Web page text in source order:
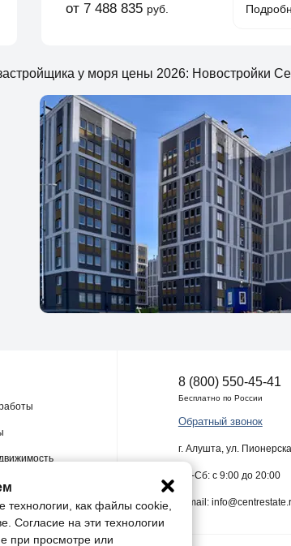
от 7 488 835 руб.
у моря цены 2026: Новостройки
8 (800) 550-45-41
Бесплатно по России
Обратный звонок
г. Алушта, ул.
Пн-Сб: с 9:00 до 20:00
E-mail:
технологии, как файлы cookie,
Согласие на эти технологии
при просмотре или